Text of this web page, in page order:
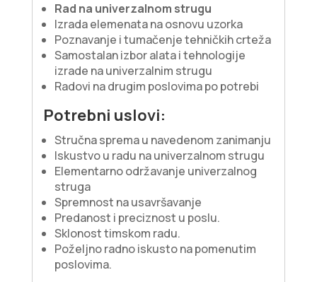
Rad na univerzalnom strugu
Izrada elemenata na osnovu uzorka
Poznavanje i tumačenje tehničkih crteža
Samostalan izbor alata i tehnologije
izrade na univerzalnim strugu
Radovi na drugim poslovima po potrebi
Potrebni uslovi:
Stručna sprema u navedenom zanimanju
Iskustvo u radu na univerzalnom strugu
Elementarno održavanje univerzalnog
struga
Spremnost na usavršavanje
Predanost i preciznost u poslu.
Sklonost timskom radu.
Poželjno radno iskusto na pomenutim
poslovima.